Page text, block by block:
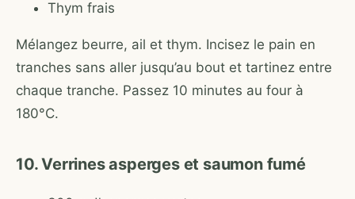
Thym frais
Mélangez beurre, ail et thym. Incisez le pain en
tranches sans aller jusqu’au bout et tartinez entre
chaque tranche. Passez 10 minutes au four à
180°C.
10. Verrines asperges et saumon fumé